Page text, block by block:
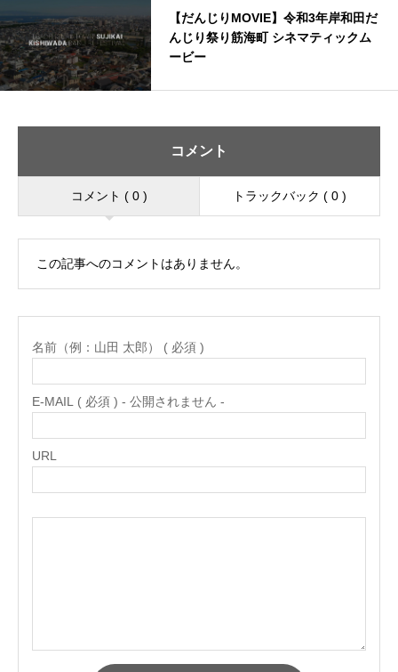
【だんじりMOVIE】令和3年岸和田だ
んじり祭り筋海町 シネマティックム
ービー
コメント
コメント ( 0 ) トラックバック ( 0 )
この記事へのコメントはありません。
名前（例：山田 太郎） ( 必須 )
E-MAIL ( 必須 ) - 公開されません -
URL